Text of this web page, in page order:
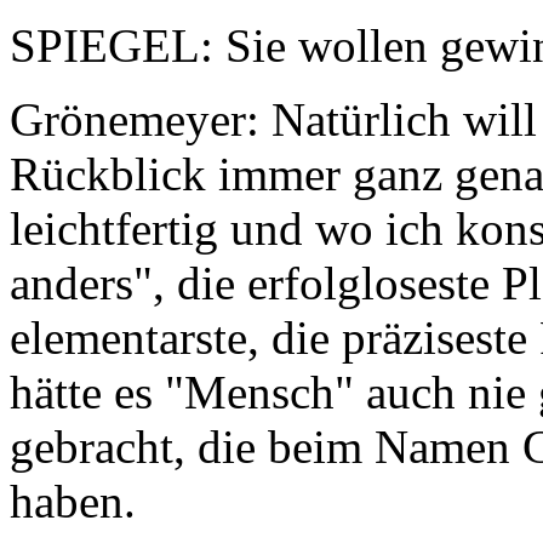
SPIEGEL: Sie wollen
Grönemeyer: Natürlich
Rückblick immer ganz
leichtfertig und wo ich
anders", die erfolgloseste
elementarste, die
hätte es "Mensch" auch nie
gebracht, die beim Namen
haben.